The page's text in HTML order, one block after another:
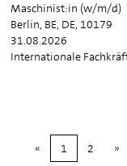
Maschinist:in (w/m/d)
Berlin, BE, DE, 10179
31.08.2026
Internationale
« 1 2 »